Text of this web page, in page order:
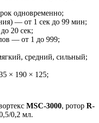
одновременно;
— от 1 сек до 99 мин;
20 сек;
— от 1 до 999;
средний, сильный;
× 190 × 125;
MSC-3000, ротор R-
0,2 мл.